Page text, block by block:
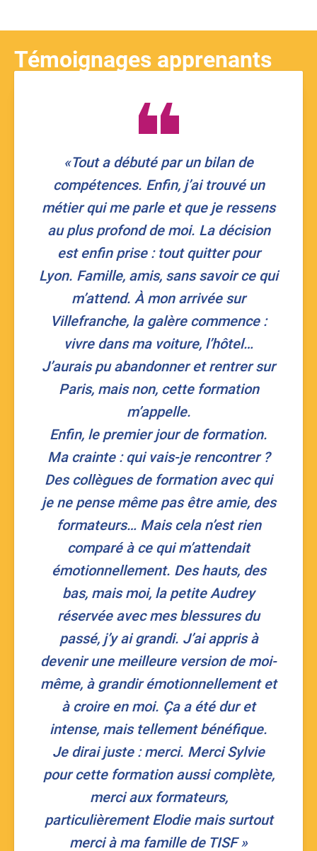
Témoignages apprenants
«Tout a débuté par un bilan de
compétences. Enfin, j’ai trouvé un
métier qui me parle et que je ressens
au plus profond de moi. La décision
est enfin prise : tout quitter pour
Lyon. Famille, amis, sans savoir ce qui
m’attend. À mon arrivée sur
Villefranche, la galère commence :
vivre dans ma voiture, l’hôtel…
J’aurais pu abandonner et rentrer sur
Paris, mais non, cette formation
m’appelle.
​Enfin, le premier jour de formation.
Ma crainte : qui vais-je rencontrer ?
Des collègues de formation avec qui
je ne pense même pas être amie, des
formateurs… Mais cela n’est rien
comparé à ce qui m’attendait
émotionnellement. Des hauts, des
bas, mais moi, la petite Audrey
réservée avec mes blessures du
passé, j’y ai grandi. J’ai appris à
devenir une meilleure version de moi-
même, à grandir émotionnellement et
à croire en moi. Ça a été dur et
intense, mais tellement bénéfique.
​Je dirai juste : merci. Merci Sylvie
pour cette formation aussi complète,
merci aux formateurs,
particulièrement Elodie mais surtout
merci à ma famille de TISF»